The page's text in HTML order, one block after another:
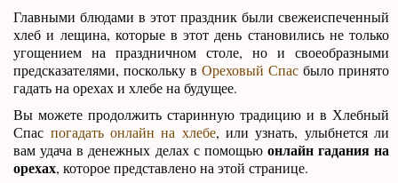
Главными блюдами в этот праздник были свежеиспеченный
хлеб и лещина, которые в этот день становились не только
угощением на праздничном столе, но и своеобразными
предсказателями, поскольку вОреховый Спас было принято
гадать на орехах и хлебе на будущее.
Вы можете продолжить старинную традицию и в Хлебный
Спас погадать онлайн на хлебе, или узнать, улыбнется ли
вам удача в денежных делах с помощью онлайн гадания на
орехах, которое представлено на этой странице.